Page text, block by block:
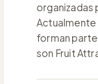
organizadas
Actualmente
forman
son Fruit